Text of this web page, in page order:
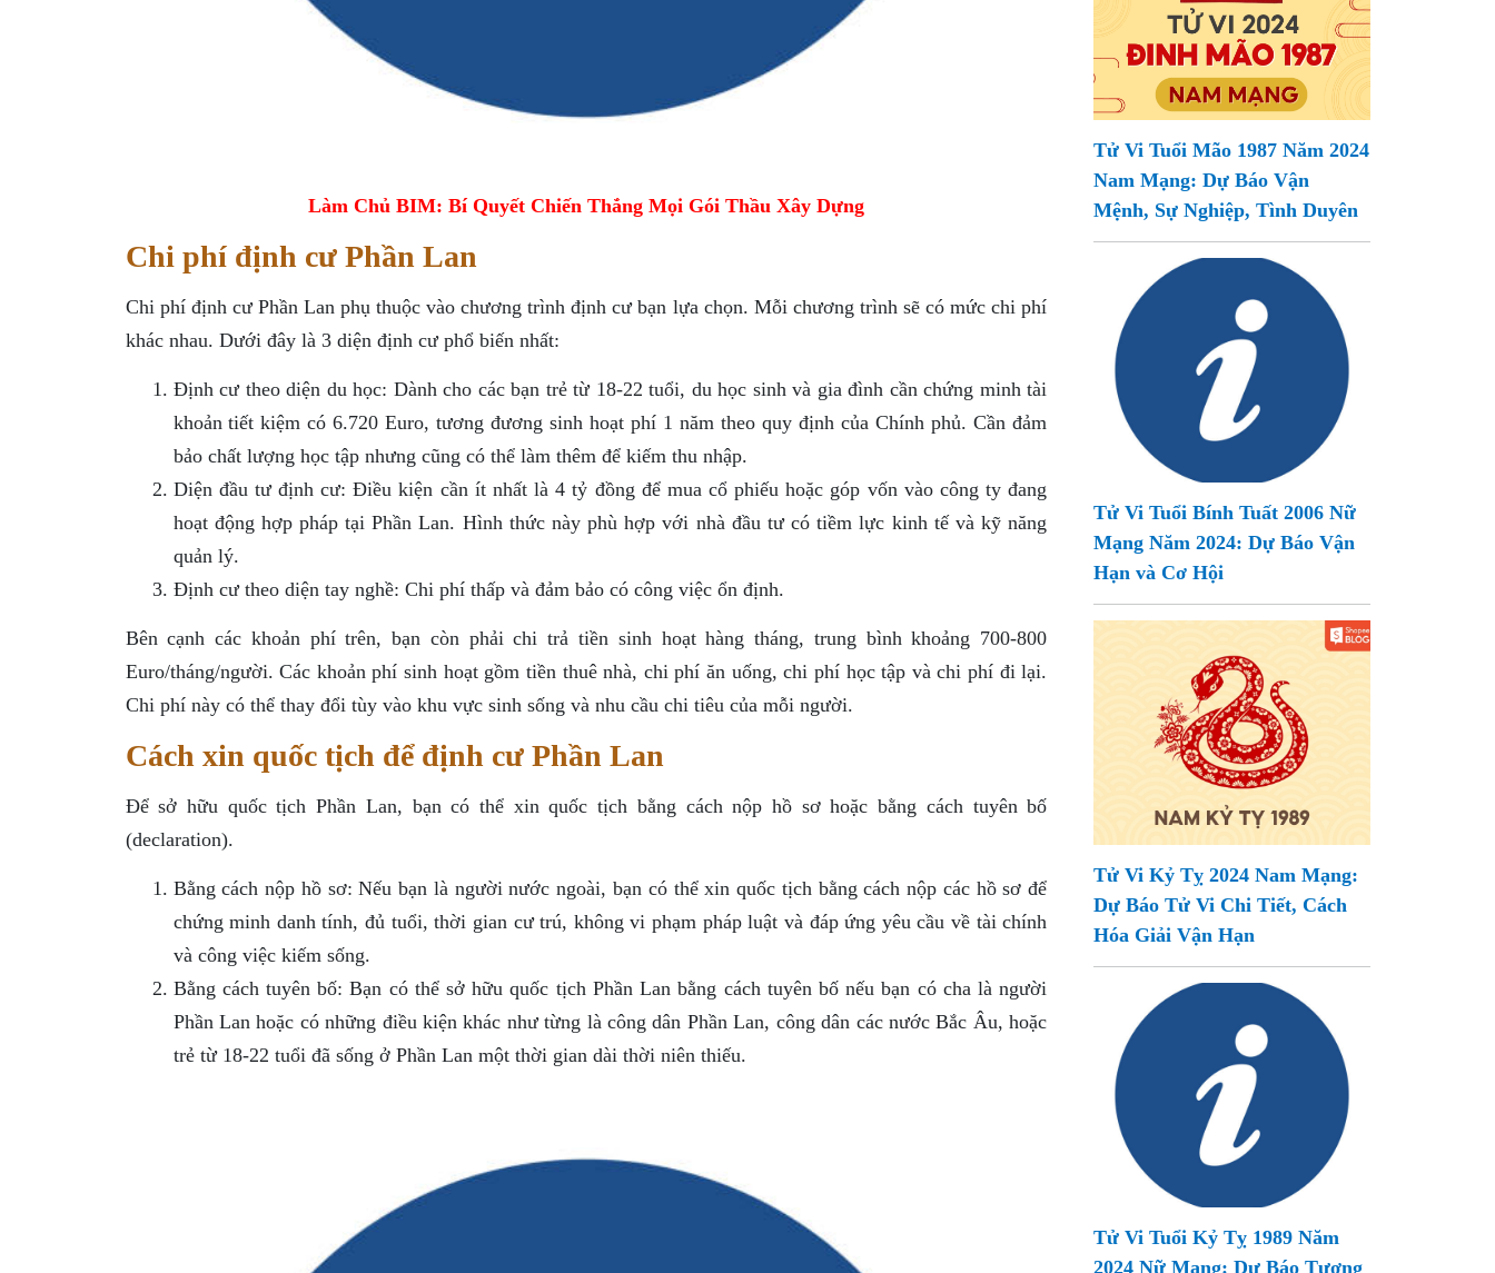
Làm Chủ BIM: Bí Quyết Chiến Thắng Mọi Gói Thầu Xây Dựng
Chi phí định cư Phần Lan
Chi phí định cư Phần Lan phụ thuộc vào chương trình định cư bạn lựa chọn. Mỗi chương trình sẽ có mức chi phí
khác nhau. Dưới đây là 3 diện định cư phổ biến nhất:
Định cư theo diện du học: Dành cho các bạn trẻ từ 18-22 tuổi, du học sinh và gia đình cần chứng minh tài
khoản tiết kiệm có 6.720 Euro, tương đương sinh hoạt phí 1 năm theo quy định của Chính phủ. Cần đảm
bảo chất lượng học tập nhưng cũng có thể làm thêm để kiếm thu nhập.
Diện đầu tư định cư: Điều kiện cần ít nhất là 4 tỷ đồng để mua cổ phiếu hoặc góp vốn vào công ty đang
hoạt động hợp pháp tại Phần Lan. Hình thức này phù hợp với nhà đầu tư có tiềm lực kinh tế và kỹ năng
quản lý.
Định cư theo diện tay nghề: Chi phí thấp và đảm bảo có công việc ổn định.
Bên cạnh các khoản phí trên, bạn còn phải chi trả tiền sinh hoạt hàng tháng, trung bình khoảng 700-800
Euro/tháng/người. Các khoản phí sinh hoạt gồm tiền thuê nhà, chi phí ăn uống, chi phí học tập và chi phí đi lại.
Chi phí này có thể thay đổi tùy vào khu vực sinh sống và nhu cầu chi tiêu của mỗi người.
Cách xin quốc tịch để định cư Phần Lan
Để sở hữu quốc tịch Phần Lan, bạn có thể xin quốc tịch bằng cách nộp hồ sơ hoặc bằng cách tuyên bố
(declaration).
Bằng cách nộp hồ sơ: Nếu bạn là người nước ngoài, bạn có thể xin quốc tịch bằng cách nộp các hồ sơ để
chứng minh danh tính, đủ tuổi, thời gian cư trú, không vi phạm pháp luật và đáp ứng yêu cầu về tài chính
và công việc kiếm sống.
Bằng cách tuyên bố: Bạn có thể sở hữu quốc tịch Phần Lan bằng cách tuyên bố nếu bạn có cha là người
Phần Lan hoặc có những điều kiện khác như từng là công dân Phần Lan, công dân các nước Bắc Âu, hoặc
trẻ từ 18-22 tuổi đã sống ở Phần Lan một thời gian dài thời niên thiếu.
Tử Vi Tuổi Mão 1987 Năm 2024
Nam Mạng: Dự Báo Vận
Mệnh, Sự Nghiệp, Tình Duyên
Tử Vi Tuổi Bính Tuất 2006 Nữ
Mạng Năm 2024: Dự Báo Vận
Hạn và Cơ Hội
Tử Vi Kỷ Tỵ 2024 Nam Mạng:
Dự Báo Tử Vi Chi Tiết, Cách
Hóa Giải Vận Hạn
Tử Vi Tuổi Kỷ Tỵ 1989 Năm
2024 Nữ Mạng: Dự Báo Tương